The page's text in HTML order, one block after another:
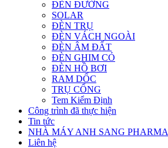
ĐÈN ĐƯỜNG
SOLAR
ĐÈN TRỤ
ĐÈN VÁCH NGOÀI
ĐÈN ÂM ĐẤT
ĐÈN GHIM CỎ
ĐÈN HỒ BƠI
RAM DỐC
TRỤ CỔNG
Tem Kiểm Định
Công trình đã thực hiện
Tin tức
NHÀ MÁY ANH SANG PHARMA
Liên hệ